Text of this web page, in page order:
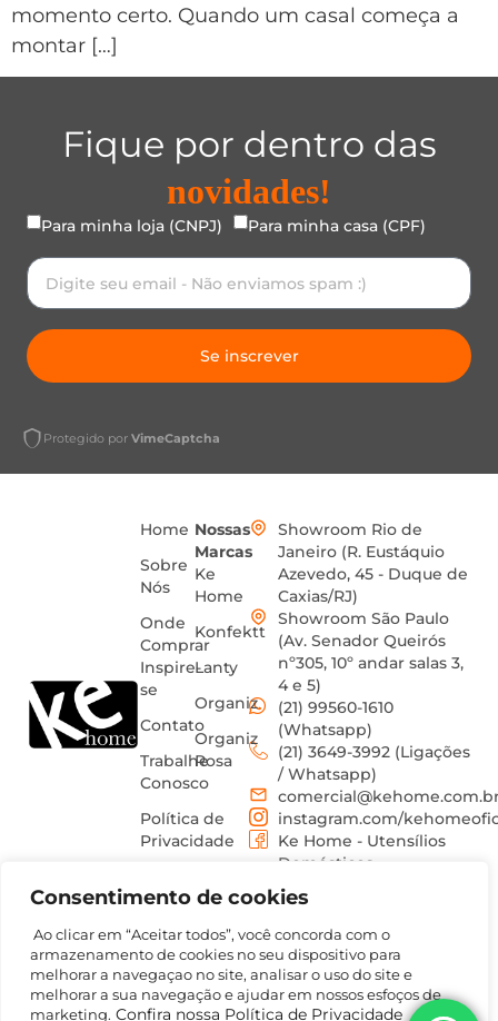
Consentimento de cookies
Ao clicar em “Aceitar todos”, você concorda com o
armazenamento de cookies no seu dispositivo para
melhorar a navegaçao no site, analisar o uso do site e
melhorar a sua navegação e ajudar em nossos esfoços de
marketing. Confira nossa Política de Privacidade
momento certo. Quando um casal começa a
montar […]
Fique por dentro das
novidades!
Para minha loja (CNPJ) Para minha casa (CPF)
Se inscrever
Protegido por VimeCaptcha
Home
Sobre
Nós
Onde
Comprar
Inspire-
se
Contato
Trabalhe
Conosco
Política de
Privacidade
de uso
Nossas
Marcas
Ke
Home
Konfektt
Lanty
Organiz
Organiz
Rosa
Showroom Rio de
Janeiro (R. Eustáquio
Azevedo, 45 - Duque de
Caxias/RJ)
Showroom São Paulo
(Av. Senador Queirós
nº305, 10º andar salas 3,
4 e 5)
(21) 99560-1610
(Whatsapp)
(21) 3649-3992 (Ligações
/ Whatsapp)
instagram.com/
Ke Home - Utensílios
Domésticos